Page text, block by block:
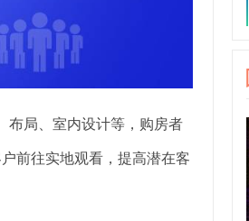
布局、室内设计等，购房者
前往实地观看，提高潜在客